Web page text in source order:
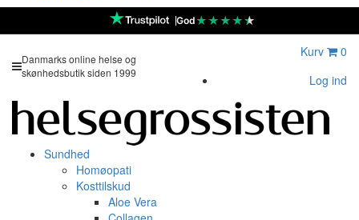
God★★★★★
Danmarks online helse og
skønhedsbutik siden 1999
Kurv
0
Log ind
Sundhed
Homøopati
Kosttilskud
Aloe Vera